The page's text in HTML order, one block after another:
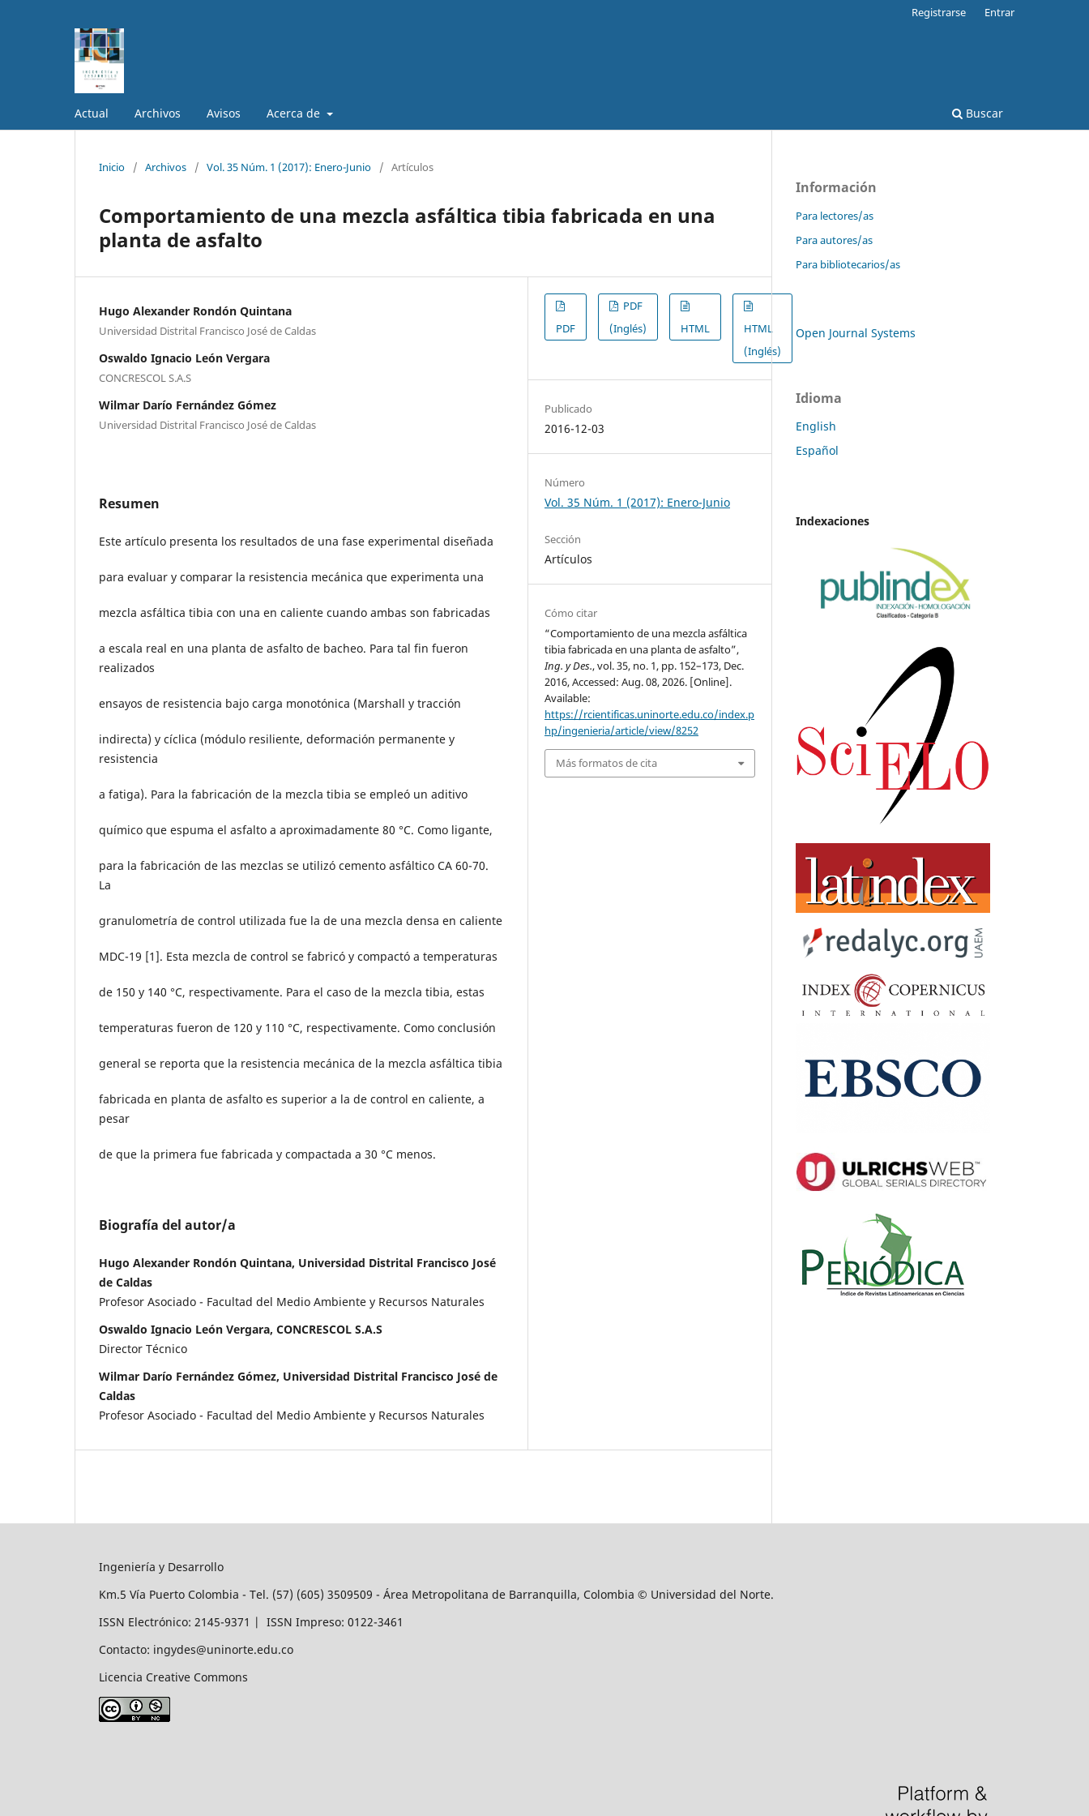
Actual Archivos Avisos Acerca de Buscar
Registrarse Entrar
Inicio / Archivos / Vol. 35 Núm. 1 (2017): Enero-Junio / Artículos
Comportamiento de una mezcla asfáltica tibia fabricada en una
planta de asfalto
Hugo Alexander Rondón Quintana
Universidad Distrital Francisco José de Caldas
Oswaldo Ignacio León Vergara
CONCRESCOL S.A.S
Wilmar Darío Fernández Gómez
Universidad Distrital Francisco José de Caldas
Resumen
Este artículo presenta los resultados de una fase experimental diseñada
para evaluar y comparar la resistencia mecánica que experimenta una
mezcla asfáltica tibia con una en caliente cuando ambas son fabricadas
a escala real en una planta de asfalto de bacheo. Para tal fin fueron
realizados
ensayos de resistencia bajo carga monotónica (Marshall y tracción
indirecta) y cíclica (módulo resiliente, deformación permanente y
resistencia
a fatiga). Para la fabricación de la mezcla tibia se empleó un aditivo
químico que espuma el asfalto a aproximadamente 80 °C. Como ligante,
para la fabricación de las mezclas se utilizó cemento asfáltico CA 60-70.
La
granulometría de control utilizada fue la de una mezcla densa en caliente
MDC-19 [1]. Esta mezcla de control se fabricó y compactó a temperaturas
de 150 y 140 °C, respectivamente. Para el caso de la mezcla tibia, estas
temperaturas fueron de 120 y 110 °C, respectivamente. Como conclusión
general se reporta que la resistencia mecánica de la mezcla asfáltica tibia
fabricada en planta de asfalto es superior a la de control en caliente, a
pesar
de que la primera fue fabricada y compactada a 30 °C menos.
Biografía del autor/a
Hugo Alexander Rondón Quintana, Universidad Distrital Francisco José
de Caldas
Profesor Asociado - Facultad del Medio Ambiente y Recursos Naturales
Oswaldo Ignacio León Vergara, CONCRESCOL S.A.S
Director Técnico
Wilmar Darío Fernández Gómez, Universidad Distrital Francisco José de
Caldas
Profesor Asociado - Facultad del Medio Ambiente y Recursos Naturales
PDF
PDF
(Inglés)
HTML
HTML
(Inglés)
Publicado
2016-12-03
Número
Vol. 35 Núm. 1 (2017): Enero-Junio
Sección
Artículos
Cómo citar
“Comportamiento de una mezcla asfáltica
tibia fabricada en una planta de asfalto”,
Ing. y Des., vol. 35, no. 1, pp. 152–173, Dec.
2016, Accessed: Aug. 08, 2026. [Online].
Available:
https://rcientificas.uninorte.edu.co/index.p
hp/ingenieria/article/view/8252
Más formatos de cita
Información
Para lectores/as
Para autores/as
Para bibliotecarios/as
Open Journal Systems
Idioma
English
Español
Indexaciones
Ingeniería y Desarrollo
Km.5 Vía Puerto Colombia - Tel. (57) (605) 3509509 - Área Metropolitana de Barranquilla, Colombia © Universidad del Norte.
ISSN Electrónico: 2145-9371 | ISSN Impreso: 0122-3461
Contacto: ingydes@uninorte.edu.co
Licencia Creative Commons